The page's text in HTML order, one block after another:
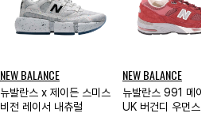
NEW BALANCE
뉴발란스 x 제이든 스미스
비전 레이서 내츄럴
NEW BALANCE
뉴발란스 991 메이드
UK 버건디 우먼스